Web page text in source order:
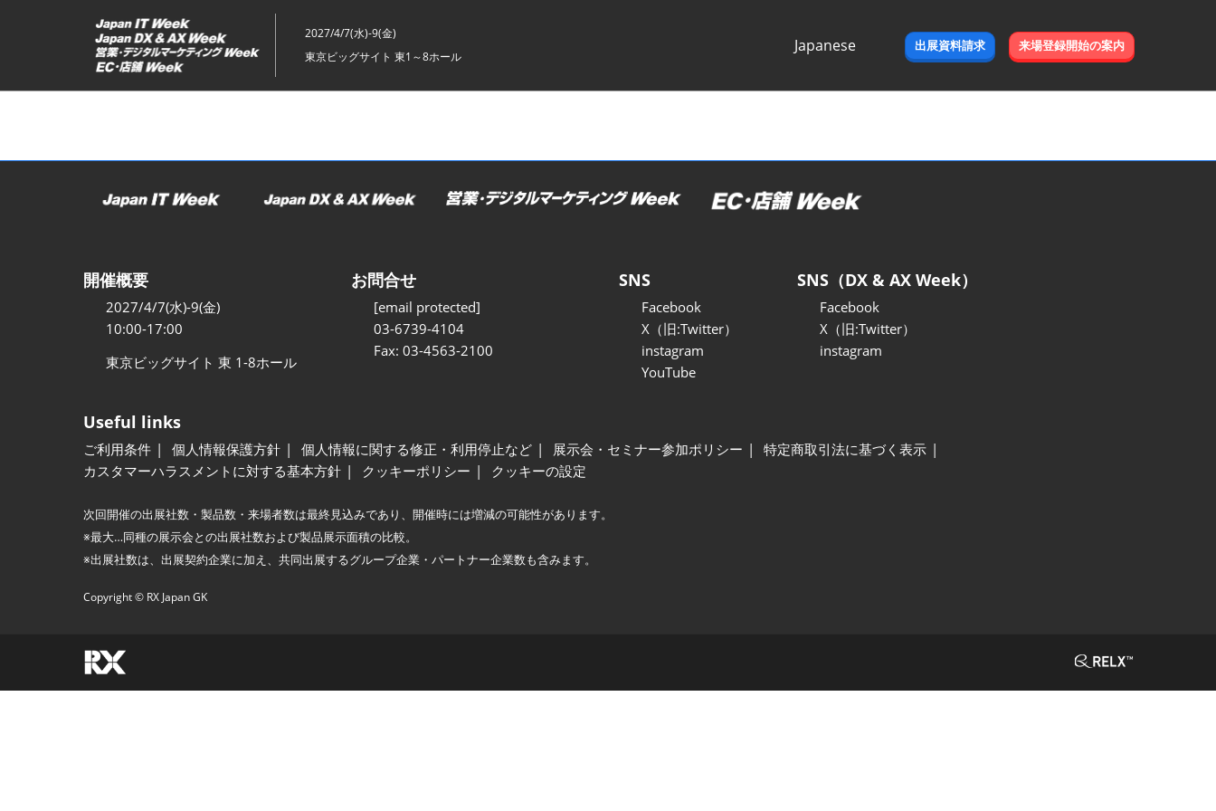
ッ
2027/4/7(水)-9(金)
東京ビッグサイト 東1～8ホール
Japanese
出展資料請求 来場登録開始の案内
開催概要
2027/4/7(水)-9(金)
10:00-17:00
東京ビッグサイト 東 1-8ホール
お問合せ
[email protected]
03-6739-4104
Fax: 03-4563-2100
SNS
Facebook
X（旧:Twitter）
instagram
YouTube
SNS（DX & AX Week）
Facebook
X（旧:Twitter）
instagram
Useful links
ご利用条件 個人情報保護方針 個人情報に関する修正・利用停止など 展示会・セミナー参加ポリシー
特定商取引法に基づく表示
カスタマーハラスメントに対する基本方針
クッキーポリシー クッキーの設定
次回開催の出展社数・製品数・来場者数は最終見込みであり、開催時には増減の可能性があります。
※最大…同種の展示会との出展社数および製品展示面積の比較。
※出展社数は、出展契約企業に加え、共同出展するグループ企業・パートナー企業数も含みます。
Copyright © RX Japan GK